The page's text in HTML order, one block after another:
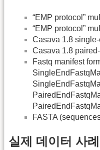
“EMP protocol”
“EMP protocol”
Casava 1.8
Casava 1.8
Fastq manifest
FASTA
실제 데이터 사례